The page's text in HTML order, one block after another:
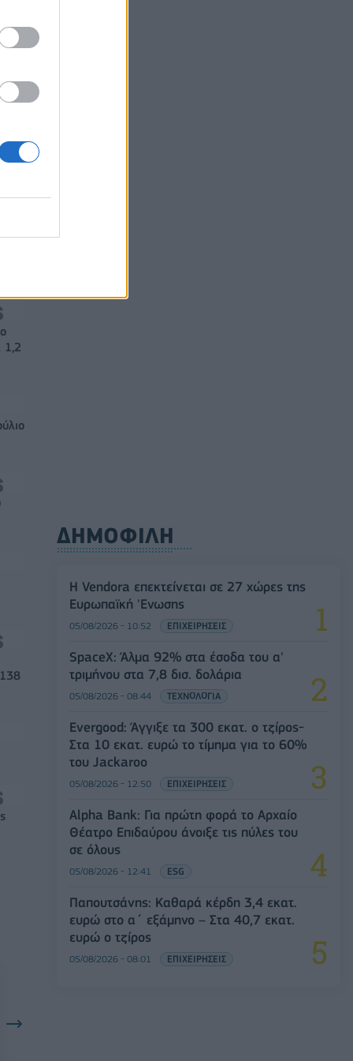
1,2
ΔΗΜΟΦΙΛΗ
Η Vendora επεκτείνεται σε 27 χώρες της
Ευρωπαϊκή 'Ενωσης
05/08/2026 - 10:52 ΕΠΙΧΕΙΡΗΣΕΙΣ
SpaceX: Άλμα 92% στα έσοδα του α'
τριμήνου στα 7,8 δισ. δολάρια
05/08/2026 - 08:44 ΤΕΧΝΟΛΟΓΙΑ
Evergood: Άγγιξε τα 300 εκατ. ο τζίρος-
Στα 10 εκατ. ευρώ το τίμημα για το 60%
του Jackaroo
05/08/2026 - 12:50 ΕΠΙΧΕΙΡΗΣΕΙΣ
Alpha Bank: Για πρώτη φορά το Αρχαίο
Θέατρο Επιδαύρου άνοιξε τις πύλες του
σε όλους
05/08/2026 - 12:41 ESG
Παπουτσάνης: Καθαρά κέρδη 3,4 εκατ.
ευρώ στο α΄ εξάμηνο – Στα 40,7 εκατ.
ευρώ ο τζίρος
05/08/2026 - 08:01 ΕΠΙΧΕΙΡΗΣΕΙΣ